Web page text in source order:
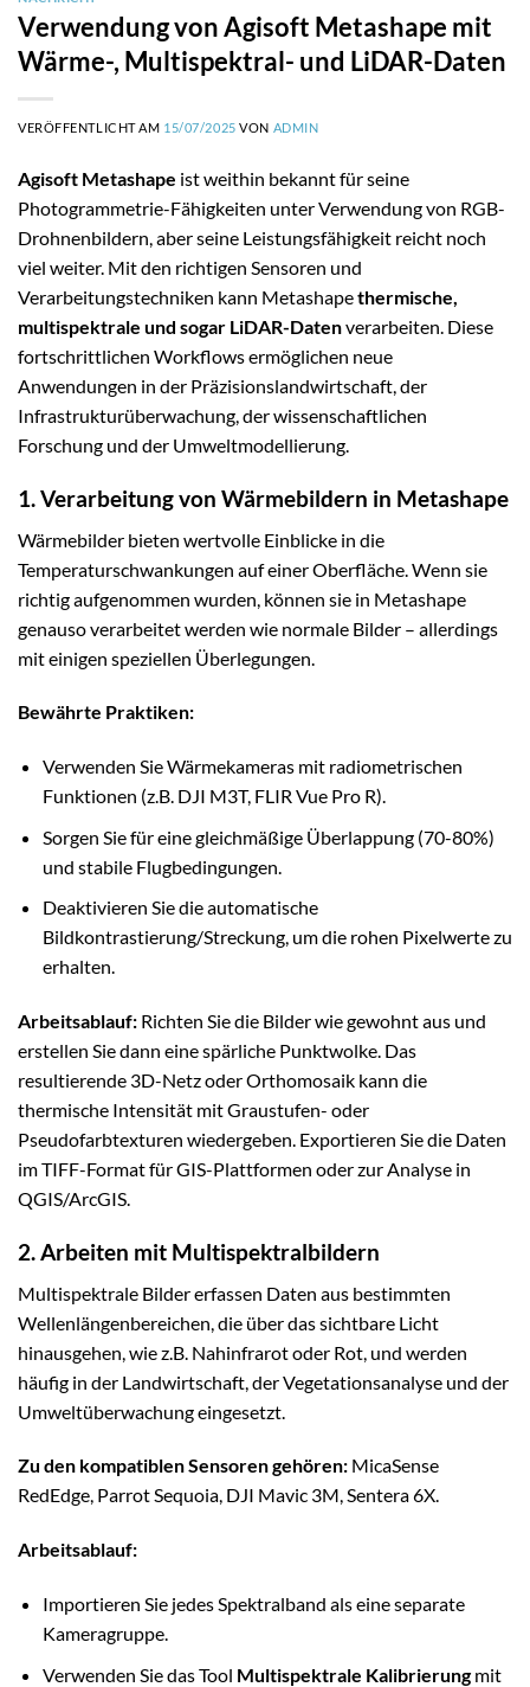
Verwendung von Agisoft Metashape mit
Wärme-, Multispektral- und LiDAR-Daten
VERÖFFENTLICHT AM 15/07/2025 VON ADMIN
Agisoft Metashape ist weithin bekannt für seine
Photogrammetrie-Fähigkeiten unter Verwendung von RGB-
Drohnenbildern, aber seine Leistungsfähigkeit reicht noch
viel weiter. Mit den richtigen Sensoren und
Verarbeitungstechniken kann Metashapethermische,
multispektrale und sogar LiDAR-Datenverarbeiten. Diese
fortschrittlichen Workflows ermöglichen neue
Anwendungen in der Präzisionslandwirtschaft, der
Infrastrukturüberwachung, der wissenschaftlichen
Forschung und der Umweltmodellierung.
1. Verarbeitung von Wärmebildern in Metashape
Wärmebilder bieten wertvolle Einblicke in die
Temperaturschwankungen auf einer Oberfläche. Wenn sie
richtig aufgenommen wurden, können sie in Metashape
genauso verarbeitet werden wie normale Bilder – allerdings
mit einigen speziellen Überlegungen.
Bewährte Praktiken:
Verwenden Sie Wärmekameras mit radiometrischen
Funktionen (z.B. DJI M3T, FLIR Vue Pro R).
Sorgen Sie für eine gleichmäßige Überlappung (70-80%)
und stabile Flugbedingungen.
Deaktivieren Sie die automatische
Bildkontrastierung/Streckung, um die rohen Pixelwerte zu
erhalten.
Arbeitsablauf: Richten Sie die Bilder wie gewohnt aus und
erstellen Sie dann eine spärliche Punktwolke. Das
resultierende 3D-Netz oder Orthomosaik kann die
thermische Intensität mit Graustufen- oder
Pseudofarbtexturen wiedergeben. Exportieren Sie die Daten
im TIFF-Format für GIS-Plattformen oder zur Analyse in
QGIS/ArcGIS.
2. Arbeiten mit Multispektralbildern
Multispektrale Bilder erfassen Daten aus bestimmten
Wellenlängenbereichen, die über das sichtbare Licht
hinausgehen, wie z.B. Nahinfrarot oder Rot, und werden
häufig in der Landwirtschaft, der Vegetationsanalyse und der
Umweltüberwachung eingesetzt.
Zu den kompatiblen Sensoren gehören: MicaSense
RedEdge, Parrot Sequoia, DJI Mavic 3M, Sentera 6X.
Arbeitsablauf:
Importieren Sie jedes Spektralband als eine separate
Kameragruppe.
Verwenden Sie das Tool Multispektrale Kalibrierungmit